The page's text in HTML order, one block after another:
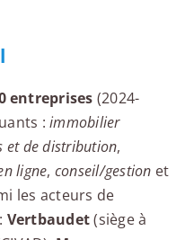
entreprises (2024-
:immobilier
et de distribution,
ligne, conseil/gestion et
les acteurs de
Vertbaudet(siège à